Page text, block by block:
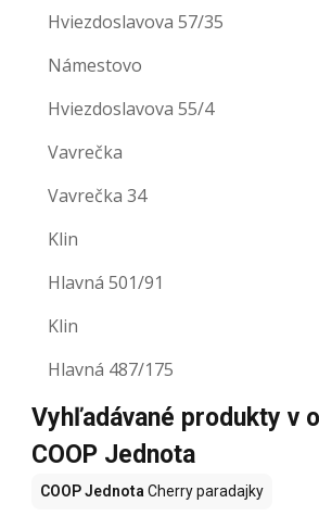
Hviezdoslavova 57/35
Námestovo
Hviezdoslavova 55/4
Vavrečka
Vavrečka 34
Klin
Hlavná 501/91
Klin
Hlavná 487/175
Vyhľadávané produkty v
COOP Jednota
COOP Jednota Cherry paradajky